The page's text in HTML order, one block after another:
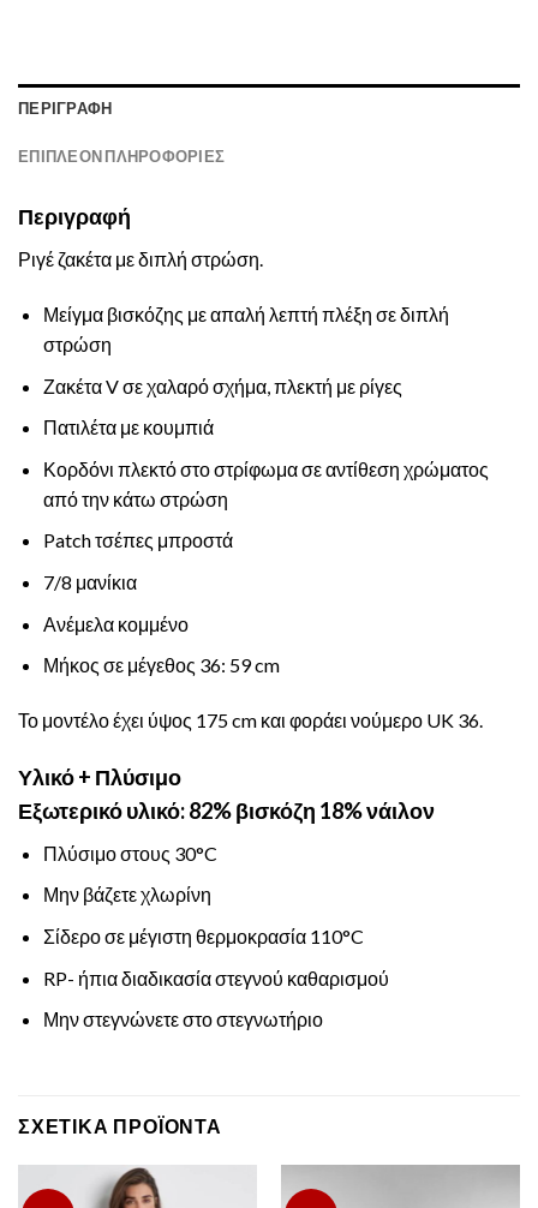
ΠΕΡΙΓΡΑΦΉ
ΕΠΙΠΛΈΟΝ ΠΛΗΡΟΦΟΡΊΕΣ
Περιγραφή
Ριγέ ζακέτα με διπλή στρώση.
Μείγμα βισκόζης με απαλή λεπτή πλέξη σε διπλή
στρώση
Ζακέτα V σε χαλαρό σχήμα, πλεκτή με ρίγες
Πατιλέτα με κουμπιά
Κορδόνι πλεκτό στο στρίφωμα σε αντίθεση χρώματος
από την κάτω στρώση
Patch τσέπες μπροστά
7/8 μανίκια
Ανέμελα κομμένο
Μήκος σε μέγεθος 36: 59 cm
Το μοντέλο έχει ύψος 175 cm και φοράει νούμερο UK 36.
Υλικό + Πλύσιμο
Εξωτερικό υλικό: 82% βισκόζη 18% νάιλον
Πλύσιμο στους 30°C
Μην βάζετε χλωρίνη
Σίδερο σε μέγιστη θερμοκρασία 110°C
RP- ήπια διαδικασία στεγνού καθαρισμού
Μην στεγνώνετε στο στεγνωτήριο
ΣΧΕΤΙΚΆ ΠΡΟΪΌΝΤΑ